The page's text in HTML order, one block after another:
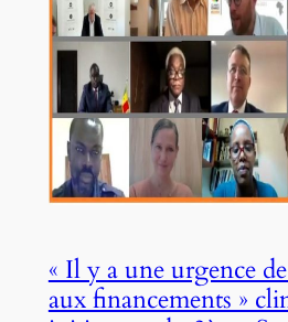
« Il y a une urgence
aux financements »